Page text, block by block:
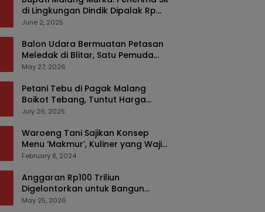
di Lingkungan Dindik Dipalak Rp
150 Ribu Pakai Modus Tumpengan,
June 2, 2025
Balon Udara Bermuatan Petasan
Meledak di Blitar, Satu Pemuda
Tewas dan Dua Anak Luka Serius
May 27, 2026
Petani Tebu di Pagak Malang
Boikot Tebang, Tuntut Harga
yang Layak
July 26, 2025
Waroeng Tani Sajikan Konsep
Menu ‘Makmur’, Kuliner yang Wajib
Dikunjungi di Malang
February 8, 2024
Anggaran Rp100 Triliun
Digelontorkan untuk Bangun
Kembali Sumatra, Hunian Korban
May 25, 2026